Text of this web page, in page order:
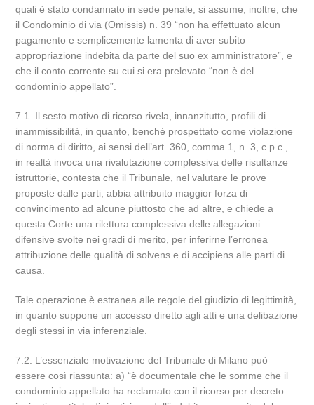
quali è stato condannato in sede penale; si assume, inoltre, che
il Condominio di via (Omissis) n. 39 “non ha effettuato alcun
pagamento e semplicemente lamenta di aver subito
appropriazione indebita da parte del suo ex amministratore”, e
che il conto corrente su cui si era prelevato “non è del
condominio appellato”.
7.1. Il sesto motivo di ricorso rivela, innanzitutto, profili di
inammissibilità, in quanto, benché prospettato come violazione
di norma di diritto, ai sensi dell’art. 360, comma 1, n. 3, c.p.c.,
in realtà invoca una rivalutazione complessiva delle risultanze
istruttorie, contesta che il Tribunale, nel valutare le prove
proposte dalle parti, abbia attribuito maggior forza di
convincimento ad alcune piuttosto che ad altre, e chiede a
questa Corte una rilettura complessiva delle allegazioni
difensive svolte nei gradi di merito, per inferirne l’erronea
attribuzione delle qualità di solvens e di accipiens alle parti di
causa.
Tale operazione è estranea alle regole del giudizio di legittimità,
in quanto suppone un accesso diretto agli atti e una delibazione
degli stessi in via inferenziale.
7.2. L’essenziale motivazione del Tribunale di Milano può
essere così riassunta: a) “è documentale che le somme che il
condominio appellato ha reclamato con il ricorso per decreto